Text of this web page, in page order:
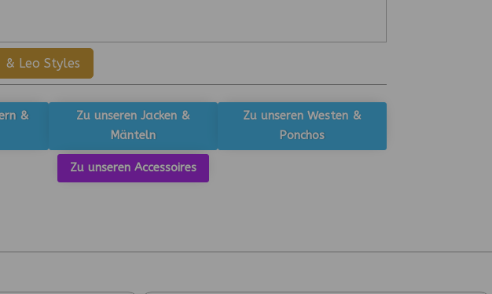
Leo Styles
&
Zu unseren Jacken &
Mänteln
Zu unseren Accessoires
Zu unseren Westen &
Ponchos